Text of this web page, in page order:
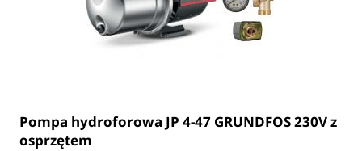
Pompa hydroforowa JP 4-47 GRUNDFOS 230V z
osprzętem